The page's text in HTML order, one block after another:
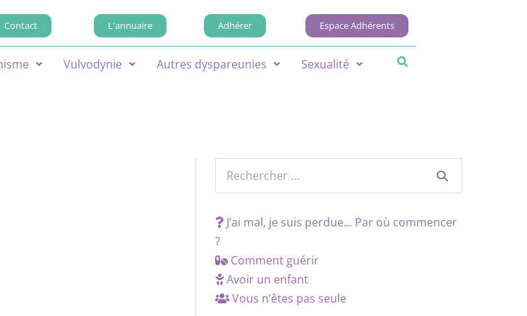
Contact L'annuaire Adhérer Espace Adhérents
Vulvodynie Autres dyspareunies Sexualité
J’ai mal, je suis perdue… Par où commencer
?
Comment guérir
Avoir un enfant
Vous n’êtes pas seule